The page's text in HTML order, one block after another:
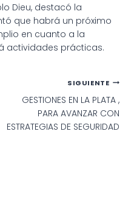
Dieu, destacó la
que habrá un próximo
en cuanto a la
actividades prácticas.
SIGUIENTE
GESTIONES EN LA PLATA ,
PARA AVANZAR CON
ESTRATEGIAS DE SEGURIDAD